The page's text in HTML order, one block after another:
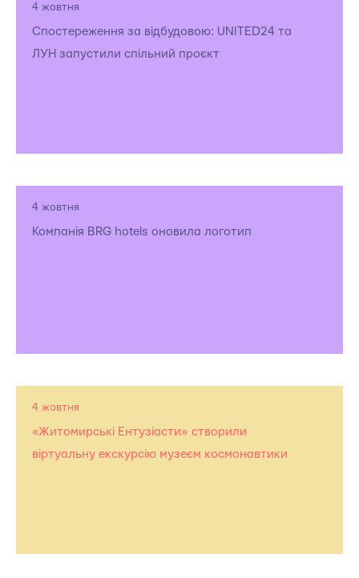
4 жовтня
Спостереження за відбудовою: UNITED24 та
ЛУН запустили спільний проєкт
4 жовтня
Компанія BRG hotels оновила логотип
4 жовтня
«Житомирські Ентузіасти» створили
віртуальну екскурсію музеєм космонавтики